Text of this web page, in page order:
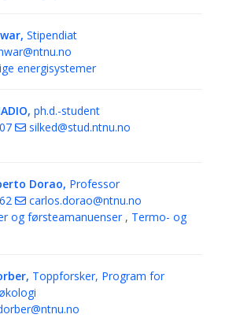
Stipendiat
energisystemer
ph.d.-student
silked@stud.ntnu.no
Dorao, Professor
carlos.dorao@ntnu.no
og førsteamanuenser , Termo- og
Toppforsker, Program for